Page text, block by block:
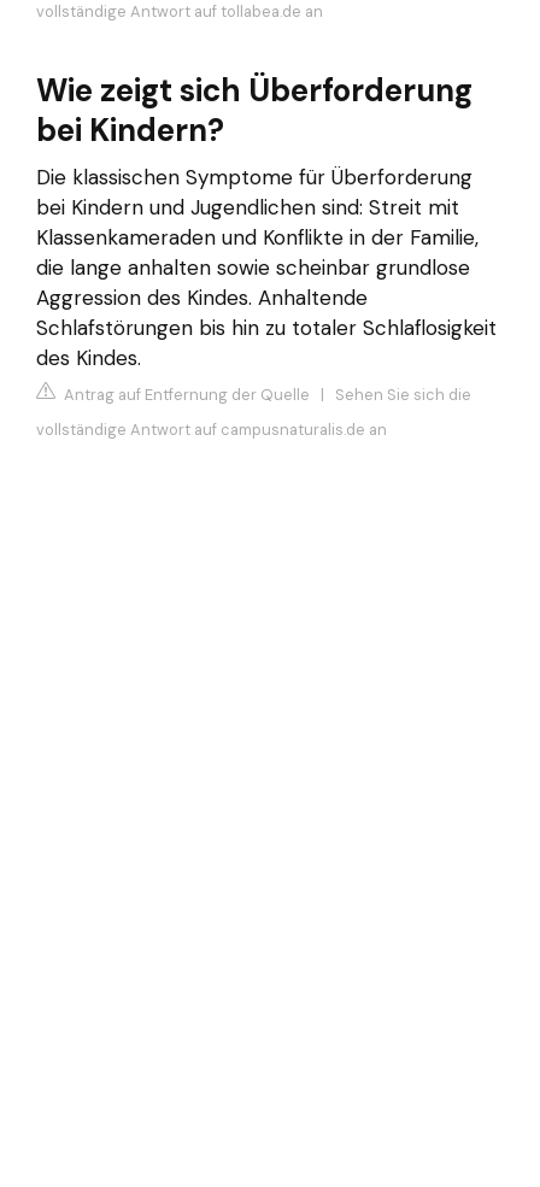
vollständige Antwort auf tollabea.de an
Wie zeigt sich Überforderung
bei Kindern?
Die klassischen Symptome für Überforderung
bei Kindern und Jugendlichen sind: Streit mit
Klassenkameraden und Konflikte in der Familie,
die lange anhalten sowie scheinbar grundlose
Aggression des Kindes. Anhaltende
Schlafstörungen bis hin zu totaler Schlaflosigkeit
des Kindes.
Antrag auf Entfernung der Quelle | Sehen Sie sich die
vollständige Antwort auf campusnaturalis.de an